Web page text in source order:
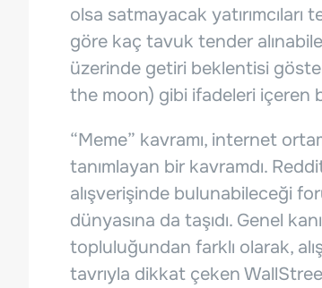
olsa satmayacak
göre kaç tavuk tender
üzerinde getiri beklentisi
the moon) gibi ifadeleri içeren
“Meme” kavramı, internet
tanımlayan bir kavramdı.
alışverişinde bulunabileceği
dünyasına da taşıdı. Genel
topluluğundan farklı olarak,
tavrıyla dikkat çeken